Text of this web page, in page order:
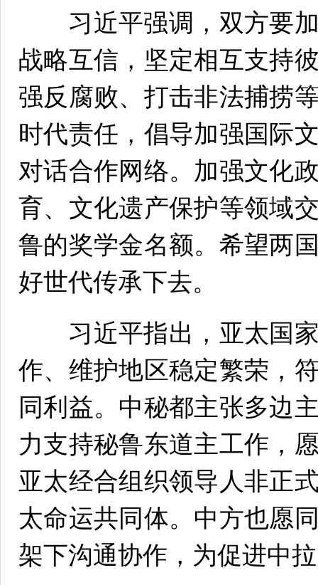
习近平强调，双方要加
战略互信，坚定相互支持
强反腐败、打击非法捕捞
时代责任，倡导加强国际
对话合作网络。加强文化
育、文化遗产保护等领域
鲁的奖学金名额。希望两
好世代传承下去。
习近平指出，亚太国家
作、维护地区稳定繁荣，
同利益。中秘都主张多边
力支持秘鲁东道主工作，
亚太经合组织领导人非正
太命运共同体。中方也愿
架下沟通协作，为促进中